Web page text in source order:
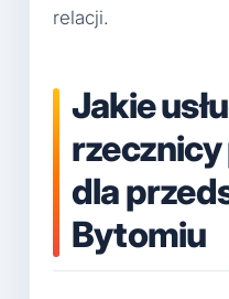
relacji.
Jakie
dla
Bytomiu